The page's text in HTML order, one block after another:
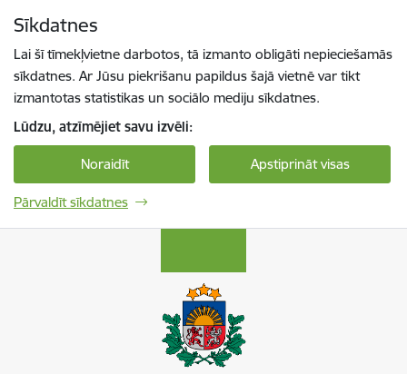
Sīkdatnes
Lai šī tīmekļvietne darbotos, tā izmanto obligāti nepieciešamās
sīkdatnes. Ar Jūsu piekrišanu papildus šajā vietnē var tikt
izmantotas statistikas un sociālo mediju sīkdatnes.
Lūdzu, atzīmējiet savu izvēli:
Noraidīt Apstiprināt visas
Pārvaldīt sīkdatnes